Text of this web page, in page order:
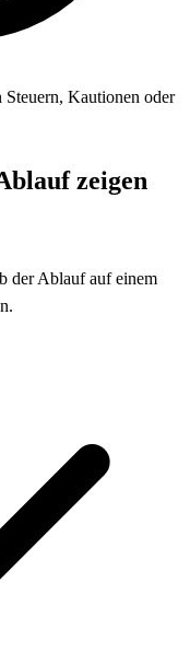
Kautionen oder
zeigen
der Ablauf auf einem